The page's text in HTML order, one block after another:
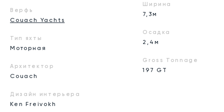
Верфь
Couach Yachts
Тип яхты
Моторная
Архитектор
Couach
Дизайн интерьера
Ken Freivokh
Ширина
7,3м
Осадка
2,4м
Gross Tonnage
197 GT